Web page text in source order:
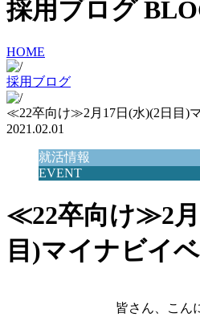
採用ブログ
HOME
採用ブログ
≪22卒向け≫2月17日(水)(2日目)
2021.02.01
就活情報
EVENT
≪22卒向け≫2月
目)マイナビイ
皆さん、こん